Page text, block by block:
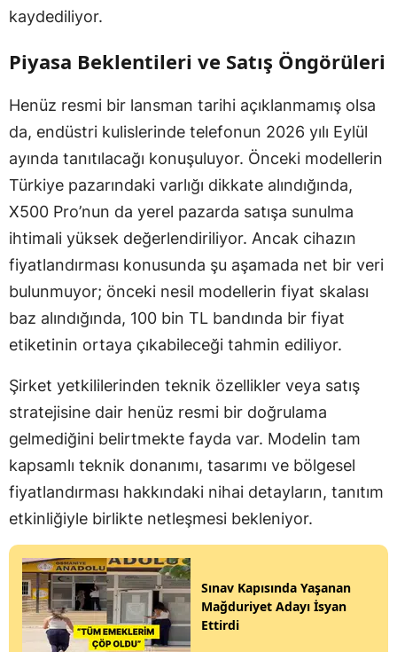
kaydediliyor.
Piyasa Beklentileri ve Satış Öngörüleri
Henüz resmi bir lansman tarihi açıklanmamış olsa
da, endüstri kulislerinde telefonun 2026 yılı Eylül
ayında tanıtılacağı konuşuluyor. Önceki modellerin
Türkiye pazarındaki varlığı dikkate alındığında,
X500 Pro’nun da yerel pazarda satışa sunulma
ihtimali yüksek değerlendiriliyor. Ancak cihazın
fiyatlandırması konusunda şu aşamada net bir veri
bulunmuyor; önceki nesil modellerin fiyat skalası
baz alındığında, 100 bin TL bandında bir fiyat
etiketinin ortaya çıkabileceği tahmin ediliyor.
Şirket yetkililerinden teknik özellikler veya satış
stratejisine dair henüz resmi bir doğrulama
gelmediğini belirtmekte fayda var. Modelin tam
kapsamlı teknik donanımı, tasarımı ve bölgesel
fiyatlandırması hakkındaki nihai detayların, tanıtım
etkinliğiyle birlikte netleşmesi bekleniyor.
Sınav Kapısında Yaşanan
Mağduriyet Adayı İsyan
Ettirdi